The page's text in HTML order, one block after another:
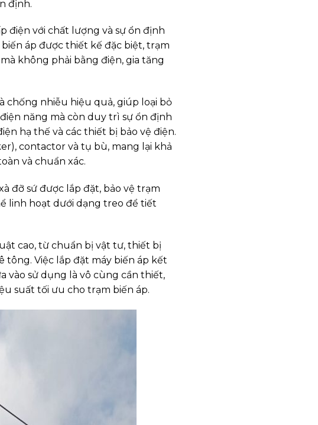
định.
điện với chất lượng và sự ổn định
áp được thiết kế đặc biệt, trạm
không phải bằng điện, gia tăng
chống nhiễu hiệu quả, giúp loại bỏ
năng mà còn duy trì sự ổn định
hạ thế và các thiết bị bảo vệ điện.
contactor và tụ bù, mang lại khả
và chuẩn xác.
đỡ sứ được lắp đặt, bảo vệ trạm
linh hoạt dưới dạng treo để tiết
cao, từ chuẩn bị vật tư, thiết bị
tông. Việc lắp đặt máy biến áp kết
vào sử dụng là vô cùng cần thiết,
suất tối ưu cho trạm biến áp.